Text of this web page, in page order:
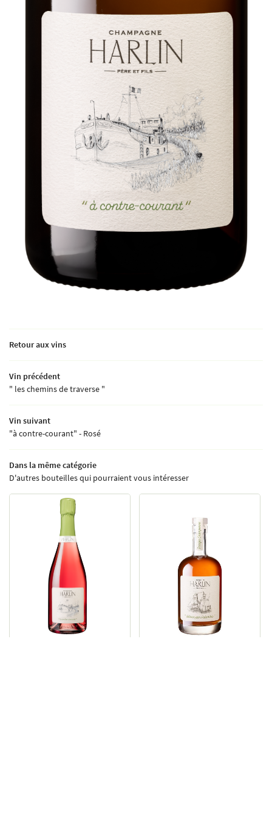
Retour aux vins
Vin précédent
" les chemins de traverse "
Vin suivant
"à contre-courant" - Rosé
Dans la même catégorie
D'autres bouteilles qui pourraient vous intéresser